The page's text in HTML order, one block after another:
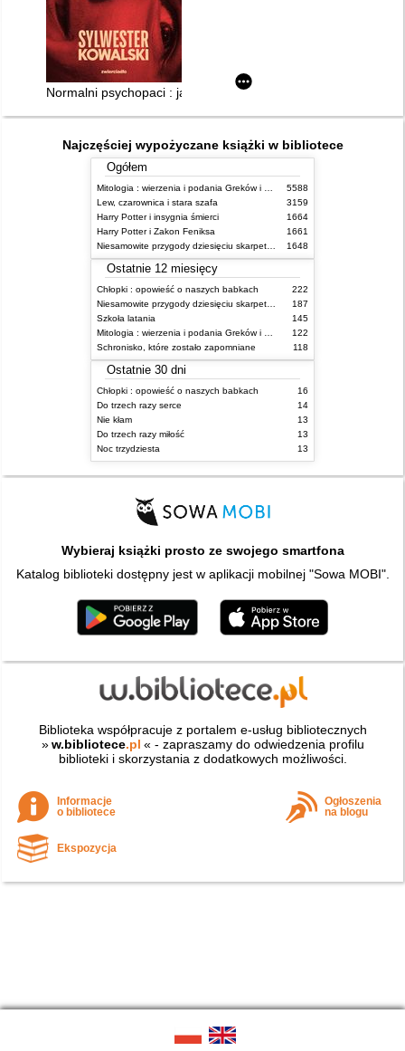
Normalni psychopaci : jak ich rozpoznać, jak się przed nimi
Najczęściej wypożyczane książki w bibliotece
Ogółem
5588
Lew, czarownica i stara szafa
3159
Harry Potter i insygnia śmierci
1664
Harry Potter i Zakon Feniksa
1661
1648
Ostatnie 12 miesięcy
Chłopki : opowieść o naszych babkach
222
187
Szkoła latania
145
122
Schronisko, które zostało zapomniane
118
Ostatnie 30 dni
Chłopki : opowieść o naszych babkach
16
Do trzech razy serce
14
Nie kłam
13
Do trzech razy miłość
13
Noc trzydziesta
13
Wybieraj książki prosto ze swojego smartfona
Katalog biblioteki dostępny jest w aplikacji mobilnej "Sowa MOBI".
Biblioteka współpracuje z portalem e-usług bibliotecznych
» w.bibliotece.pl « - zapraszamy do odwiedzenia profilu
biblioteki i skorzystania z dodatkowych możliwości.
Informacje
o bibliotece
Ogłoszenia
na blogu
Ekspozycja